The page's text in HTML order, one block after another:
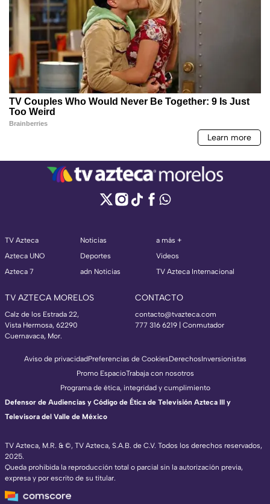
TV Azteca
Azteca UNO
Azteca 7
Noticias
Deportes
adn Noticias
a más +
Videos
TV Azteca Internacional
TV AZTECA MORELOS
Calz de los Estrada 22,
Vista Hermosa, 62290
Cuernavaca, Mor.
CONTACTO
contacto@tvazteca.com
777 316 6219 | Conmutador
TV Azteca, M.R. & ©, TV Azteca, S.A.B. de C.V. Todos los derechos reservados,
2025.
Queda prohibida la reproducción total o parcial sin la autorización previa,
expresa y por escrito de su titular.
Aviso de privacidadPreferencias de CookiesDerechosInversionistas
Promo EspacioTrabaja con nosotros
Programa de ética, integridad y cumplimiento
Defensor de Audiencias y Código de Ética de Televisión Azteca III y
Televisora del Valle de México